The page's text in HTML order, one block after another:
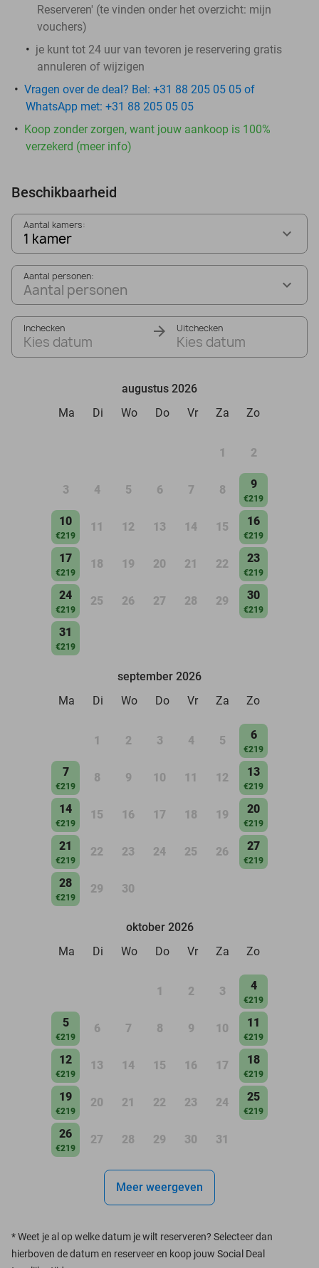
Reserveren' (te vinden onder het overzicht: mijn
vouchers)
je kunt tot 24 uur van tevoren je reservering gratis
annuleren of wijzigen
Vragen over de deal? Bel: +31 88 205 05 05 of
WhatsApp met: +31 88 205 05 05
Koop zonder zorgen, want jouw aankoop is 100%
verzekerd (meer info)
Beschikbaarheid
Aantal kamers:
1 kamer
Aantal personen:
Aantal personen
Inchecken
Kies datum
Uitchecken
Kies datum
augustus 2026
Ma
Di Wo Do Vr Za Zo
1 2
3 4 5 6 7 8 9
€219
10
€219
11 12 13 14 15 16
€219
17
€219
18 19 20 21 22 23
€219
24
€219
25 26 27 28 29 30
€219
31
€219
september 2026
Ma
Di Wo Do Vr Za Zo
1 2 3 4 5 6
€219
7
€219
8 9 10 11 12 13
€219
14
€219
15 16 17 18 19 20
€219
21
€219
22 23 24 25 26 27
€219
28
€219
29 30
oktober 2026
Ma
Di Wo Do Vr Za Zo
1 2 3 4
€219
5
€219
6 7 8 9 10 11
€219
12
€219
13 14 15 16 17 18
€219
19
€219
20 21 22 23 24 25
€219
26
€219
27 28 29 30 31
Meer weergeven
*Weet je al op welke datum je wilt reserveren? Selecteer dan
hierboven de datum en reserveer en koop jouw Social Deal